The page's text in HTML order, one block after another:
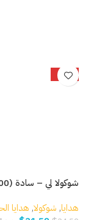
-12%
شوكولا لي – سادة (500 غ)
هدايا, شوكولا, هدايا